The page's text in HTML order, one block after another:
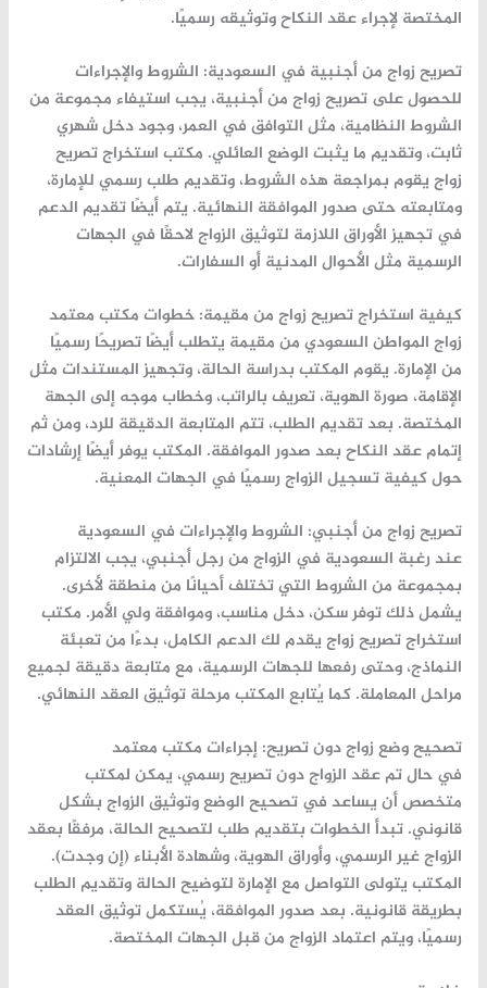
المختصةلإجراءعقد النكاحوتوثيقه رسميًا.
تصريح زواج منأجنبية في السعودية: الشروطوالإجراءات
للحصولعلىتصريح زواج منأجنبية، يجب استيفاء مجموعة من
الشروط النظامية، مثل التوافق في العمر،وجوددخلشهري
ثابت،وتقديم ما يثبت الوضع العائلي. مكتب استخراجتصريح
زواج يقوم بمراجعة هذه الشروط،وتقديم طلب رسمي للإمارة،
ومتابعتهحتى صدورالموافقة النهائية. يتمأيضًاتقديم الدعم
فيتجهيزالأوراق اللازمة لتوثيق الزواجلاحقًا في الجهات
الرسمية مثل الأحوال المدنيةأو السفارات.
كيفية استخراجتصريح زواج من مقيمة:خطوات مكتب معتمد
زواج المواطن السعودي من مقيمة يتطلبأيضًاتصريحًا رسميًا
من الإمارة. يقوم المكتب بدراسة الحالة،وتجهيزالمستندات مثل
الإقامة، صورة الهوية،تعريف بالراتب،وخطاب موجهإلى الجهة
المختصة. بعدتقديم الطلب،تتم المتابعة الدقيقة للرد،ومنثم
إتمامعقد النكاح بعد صدورالموافقة. المكتب يوفرأيضًاإرشادات
حولكيفيةتسجيل الزواج رسميًا في الجهات المعنية.
تصريح زواج منأجنبي: الشروطوالإجراءات في السعودية
عند رغبة السعودية في الزواج من رجلأجنبي، يجب الالتزام
بمجموعة من الشروط التيتختلفأحيانًا من منطقةلأخرى.
يشملذلكتوفرسكن،دخل مناسب،وموافقةولي الأمر. مكتب
استخراجتصريح زواج يقدم لك الدعم الكامل، بدءًا منتعبئة
النماذج،وحتى رفعها للجهات الرسمية، مع متابعةدقيقة لجميع
مراحل المعاملة.كما يُتابع المكتب مرحلةتوثيق العقد النهائي.
تصحيحوضع زواجدونتصريح:إجراءات مكتب معتمد
فيحالتمعقد الزواجدونتصريح رسمي، يمكن لمكتب
متخصصأن يساعد فيتصحيح الوضعوتوثيق الزواج بشكل
قانوني.تبدأ الخطوات بتقديم طلب لتصحيح الحالة، مرفقًا بعقد
الزواجغيرالرسمي،وأوراق الهوية،وشهادة الأبناء (إنوجدت).
المكتب يتولى التواصل مع الإمارة لتوضيح الحالةوتقديم الطلب
بطريقةقانونية. بعد صدورالموافقة، يُستكملتوثيق العقد
رسميًا،ويتم اعتماد الزواج منقبل الجهات المختصة.